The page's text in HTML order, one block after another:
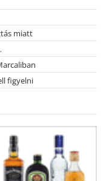
miatt
figyelni